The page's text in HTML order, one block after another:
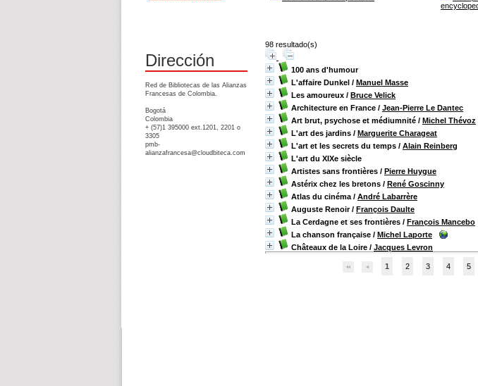
98 resultado(s)
100 ans d'humour
L'affaire Dunkel / Manuel Masse
Les amoureux / Bruce Velick
Architecture en France / Jean-Pierre Le Dantec
Art brut, psychose et médiumnité / Michel Thévoz
L'art des jardins / Marguerite Charageat
L'art et les secrets du temps / Alain Reinberg
L'art du XIXe siècle
Artistes sans frontières / Pierre Huygue
Astérix chez les bretons / René Goscinny
Atlas du cinéma / André Labarrère
Auguste Renoir/ François Daulte
La Cerdagne et ses frontières / François Mancebo
La chanson française / Michel Laporte
Châteaux de la Loire / Jacques Levron
1 2 3 4 5
Dirección
Red de Bibliotecas de las Alianzas
Francesas de Colombia.
Bogotá
Colombia
+ (57)1 395000 ext.1201, 2201 o
3305
pmb-
alianzafrancesa@cloudbiteca.com